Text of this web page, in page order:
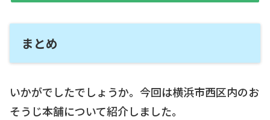
まとめ
いかがでしたでしょうか。今回は横浜市西区内のお
そうじ本舗について紹介しました。